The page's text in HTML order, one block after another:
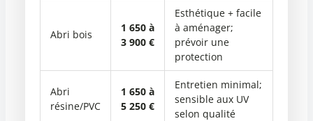
Abri bois
1 650 à
3 900 €
Esthétique + facile
à aménager;
prévoir une
protection
Abri
résine/PVC
1 650 à
5 250 €
Entretien minimal;
sensible aux UV
selon qualité